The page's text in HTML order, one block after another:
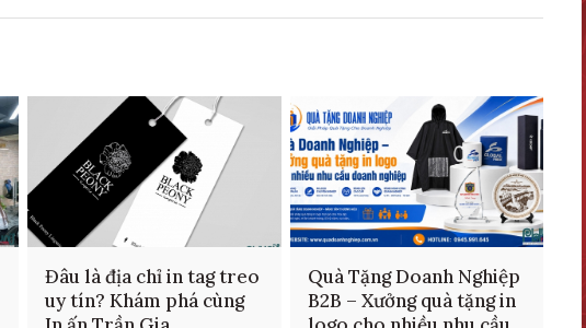
Đâu là địa chỉ in tag treo
uy tín? Khám phá cùng
Quà Tặng Doanh Nghiệp
B2B – Xưởng quà tặng in